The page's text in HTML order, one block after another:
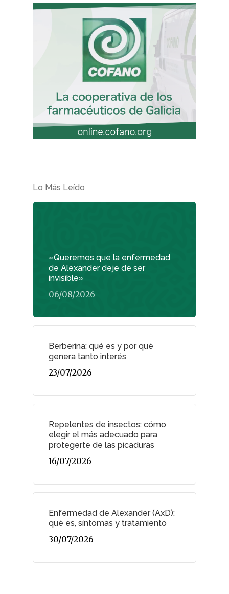
Lo Más Leído
«Queremos que la enfermedad
de Alexander deje de ser
invisible»
06/08/2026
Berberina: qué es y por qué
genera tanto interés
23/07/2026
Repelentes de insectos: cómo
elegir el más adecuado para
protegerte de las picaduras
16/07/2026
Enfermedad de Alexander (AxD):
qué es, síntomas y tratamiento
30/07/2026
Dermofarmacia
Salud
Nutrición
Fitoterapia
La Voz De
Pacientes
Suscribirme